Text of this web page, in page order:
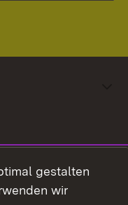
gestalten
wir